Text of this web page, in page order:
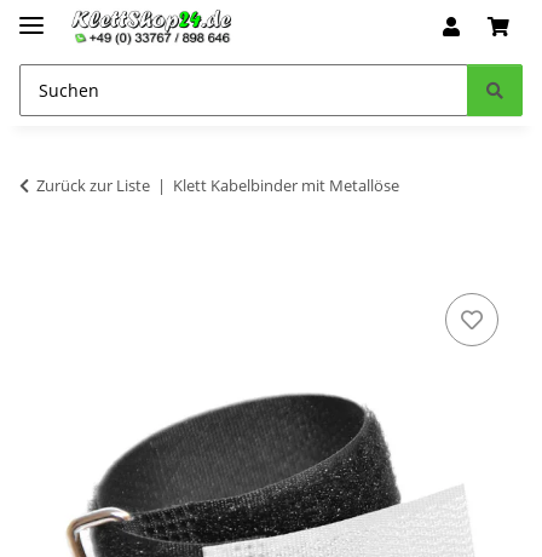
Zurück zur Liste Klett Kabelbinder mit Metallöse